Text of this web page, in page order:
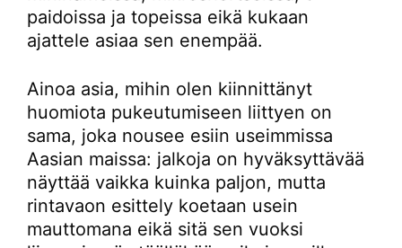
paidoissa ja topeissa eikä kukaan
ajattele asiaa sen enempää.
Ainoa asia, mihin olen kiinnittänyt
huomiota pukeutumiseen liittyen on
sama, joka nousee esiin useimmissa
Aasian maissa: jalkoja on hyväksyttävää
näyttää vaikka kuinka paljon, mutta
rintavaon esittely koetaan usein
mauttomana eikä sitä sen vuoksi